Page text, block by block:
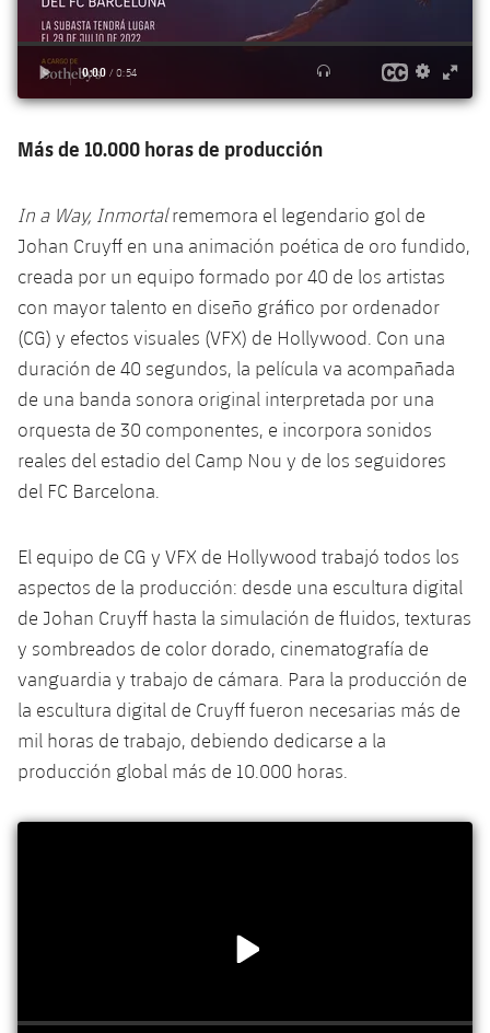
Más de 10.000 horas de producción
In a Way, Inmortalrememora el legendario gol de
Johan Cruyff en una animación poética de oro fundido,
creada por un equipo formado por 40 de los artistas
con mayor talento en diseño gráfico por ordenador
(CG) y efectos visuales (VFX) de Hollywood. Con una
duración de 40 segundos, la película va acompañada
de una banda sonora original interpretada por una
orquesta de 30 componentes, e incorpora sonidos
reales del estadio del Camp Nou y de los seguidores
del FC Barcelona.
El equipo de CG y VFX de Hollywood trabajó todos los
aspectos de la producción: desde una escultura digital
de Johan Cruyff hasta la simulación de fluidos, texturas
y sombreados de color dorado, cinematografía de
vanguardia y trabajo de cámara. Para la producción de
la escultura digital de Cruyff fueron necesarias más de
mil horas de trabajo, debiendo dedicarse a la
producción global más de 10.000 horas.